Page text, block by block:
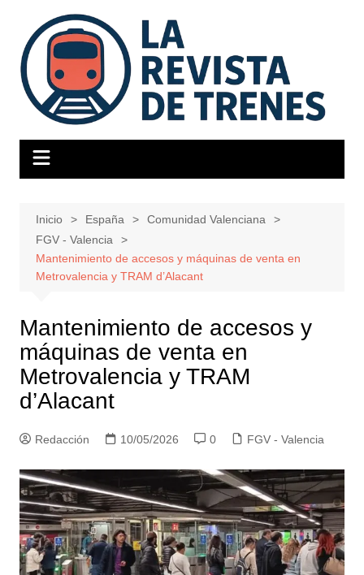
contenido
Inicio España
Comunidad Valenciana
FGV - Valencia
Mantenimiento de accesos y máquinas de venta en
Metrovalencia y TRAM d’Alacant
Mantenimiento de accesos y
máquinas de venta en
Metrovalencia y TRAM
d’Alacant
Redacción 10/05/2026 0 FGV - Valencia